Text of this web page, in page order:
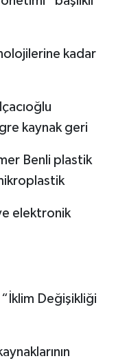
kadar
kaynak geri
Benli plastik
elektronik
Değişikliği